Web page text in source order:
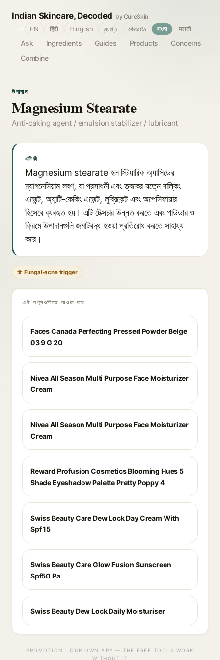
Indian Skincare, Decoded by CureSkin
Ask Ingredients Guides Products
Concerns
Combine
EN हिंदी Hinglish தமிழ் తెలుగు বাংলা मराठी
উপাদান
Magnesium Stearate
Anti-caking agent / emulsion stabilizer / lubricant
এটি কী
Magnesium stearate হল স্টিয়ারিক অ্যাসিডের
ম্যাগনেসিয়াম লবণ, যা প্রসাধনী এবং ত্বকের যত্নে বাল্কিং
এজেন্ট, অ্যান্টি-কেকিং এজেন্ট, লুব্রিকেন্ট এবং অপেসিফায়ার
হিসেবে ব্যবহৃত হয়। এটি টেক্সচার উন্নত করতে এবং পাউডার ও
ক্রিমে উপাদানগুলি জমাটবদ্ধ হওয়া প্রতিরোধ করতে সাহায্য
করে।
🍄 Fungal-acne trigger
এই পণ্যগুলিতে পাওয়া যায়
Faces Canada Perfecting Pressed Powder Beige
03 9 G 20
Nivea All Season Multi Purpose Face Moisturizer
Cream
Nivea All Season Multi Purpose Face Moisturizer
Cream
Reward Profusion Cosmetics Blooming Hues 5
Shade Eyeshadow Palette Pretty Poppy 4
Swiss Beauty Care Dew Lock Day Cream With
Spf 15
Swiss Beauty Care Glow Fusion Sunscreen
Spf50 Pa
Swiss Beauty Dew Lock Daily Moisturiser
PROMOTION · OUR OWN APP — THE FREE TOOLS WORK
WITHOUT IT